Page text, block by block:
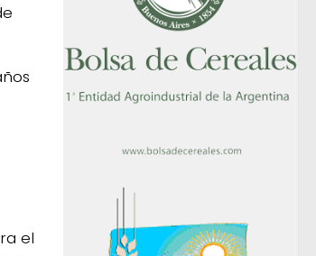
el